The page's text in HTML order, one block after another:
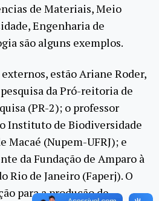
de Materiais, Meio
Engenharia de
são alguns exemplos.
estão Ariane Roder,
da Pró-reitoria de
(PR-2); o professor
Instituto de Biodiversidade
Macaé (Nupem-UFRJ); e
da Fundação de Amparo à
Rio de Janeiro (Faperj). O
para a produção de